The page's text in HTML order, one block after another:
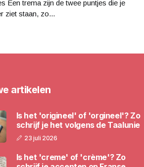
Een trema zijn de twee puntjes die je
ziet staan, zo...
artikelen
Is het 'origineel' of 'orgineel'? Zo
schrijf je het volgens de Taalunie
23 juli 2026
Is het 'creme' of 'crème'? Zo